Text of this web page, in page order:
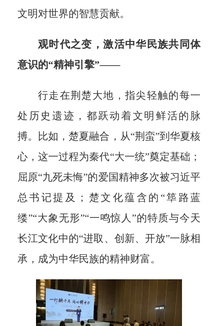
文明对世界的智慧贡献。
观时代之变，激活中华民族共同体
意识的“精神引擎”——
行走在荆楚大地，指尖轻触的每一
处历史遗迹，都跃动着文明鲜活的脉
搏。比如，楚夏融合，从“荆蛮”到华夏核
心，这一过程为秦代“大一统”奠定基础；
屈原“九死未悔”的爱国精神多次被习近平
总书记提及；楚文化蕴含的“筚路蓝
缕”“大象无形”“一鸣惊人”的特质与今天
长江文化中的“进取、创新、开放”一脉相
承，成为中华民族的精神财富。